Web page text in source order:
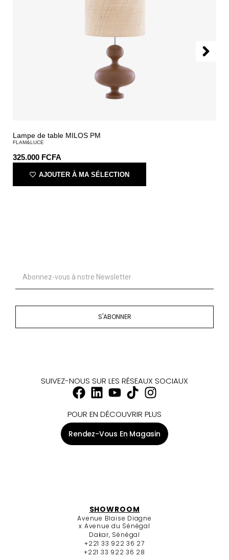
Lampe de table MILOS PM
FLAM&LUCE
325.000 FCFA
AJOUTER À MA SÉLECTION
S'ABONNER
SUIVEZ-NOUS SUR LES RÉSEAUX SOCIAUX
POUR EN DÉCOUVRIR PLUS
Rendez-Vous En Magasin
SHOWROOM
Avenue Blaise Diagne
x Avenue du Sénégal
Dakar, Sénégal
+221 33 922 36 27
+221 33 922 36 28